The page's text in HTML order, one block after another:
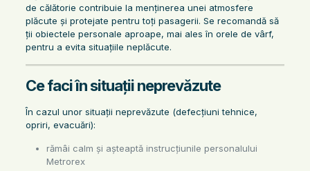
de călătorie contribuie la menținerea unei atmosfere
plăcute și protejate pentru toți pasagerii. Se recomandă să
ții obiectele personale aproape, mai ales în orele de vârf,
pentru a evita situațiile neplăcute.
Ce faci în situații neprevăzute
În cazul unor situații neprevăzute (defecțiuni tehnice,
opriri, evacuări):
rămâi calm și așteaptă instrucțiunile personalului
Metrorex